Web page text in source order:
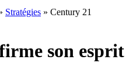
Stratégies » Century 21
son esprit